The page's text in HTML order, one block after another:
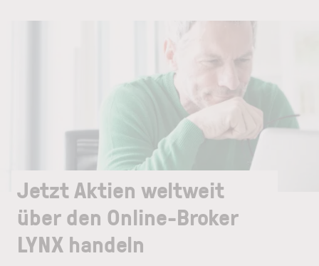
Jetzt Aktien weltweit
über den Online-Broker
LYNX handeln